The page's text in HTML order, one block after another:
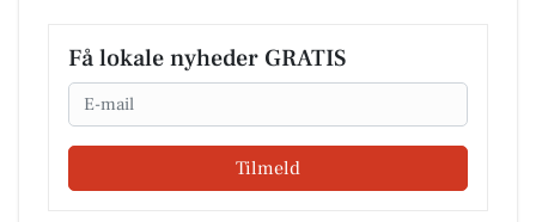
Få lokale nyheder GRATIS
Email
Tilmeld